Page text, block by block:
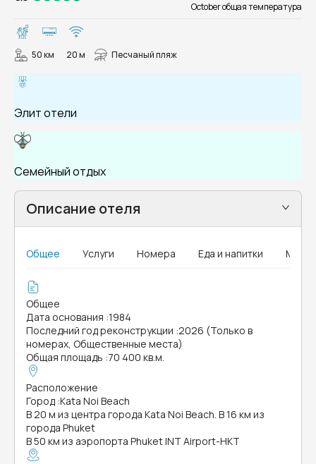
October общая температура
50 км 20 м Песчаный пляж
Элит отели
Семейный отдых
Описание отеля
Общее Услуги Номера Еда и напитки MICE
Общее
Дата основания :1984
Последний год реконструкции :2026 (Только в
номерах, Общественные места)
Общая площадь :70 400 кв.м.
Расположение
Город :Kata Noi Beach
В 20 м из центра города Kata Noi Beach. В 16 км из
города Phuket
В 50 км из аэропорта Phuket INT Airport-HKT